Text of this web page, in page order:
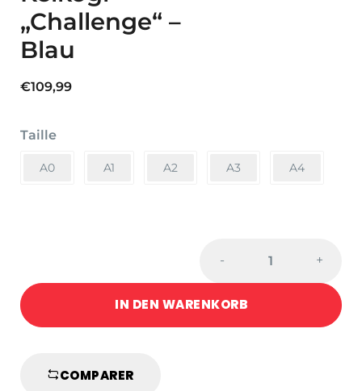
„Challenge“ –
Blau
€109,99
Taille
A0 A1 A2 A3 A4
Jitsu
Keikogi
"Challenge"
- +
IN DEN WARENKORB
COMPARER